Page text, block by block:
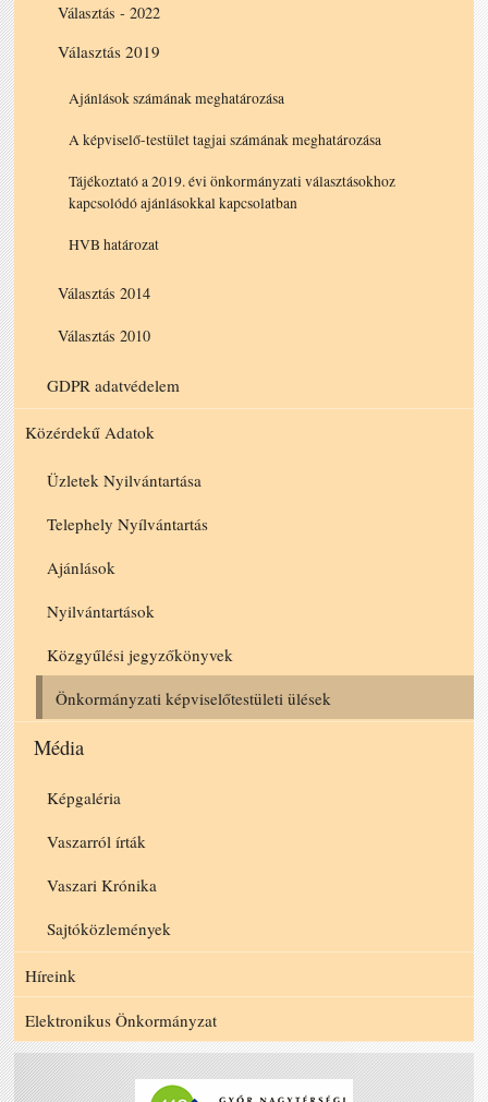
Választás - 2022
Választás 2019
Ajánlások számának meghatározása
A képviselő-testület tagjai számának meghatározása
Tájékoztató a 2019. évi önkormányzati választásokhoz
kapcsolódó ajánlásokkal kapcsolatban
HVB határozat
Választás 2014
Választás 2010
GDPR adatvédelem
Közérdekű Adatok
Üzletek Nyilvántartása
Telephely Nyílvántartás
Ajánlások
Nyilvántartások
Közgyűlési jegyzőkönyvek
Önkormányzati képviselőtestületi ülések
Média
Képgaléria
Vaszarról írták
Vaszari Krónika
Sajtóközlemények
Híreink
Elektronikus Önkormányzat